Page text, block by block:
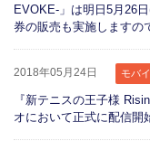
EVOKE-」は明日5月26
券の販売も実施しますの
2018年05月24日 モバ
『新テニスの王子様
オにおいて正式に配信開